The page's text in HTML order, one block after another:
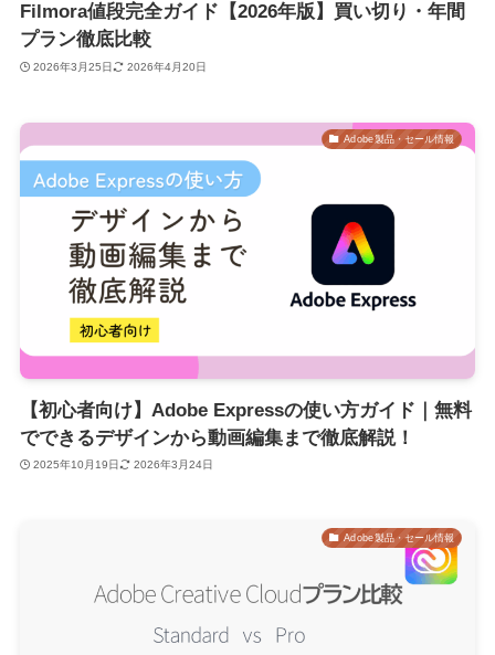
Filmora値段完全ガイド【2026年版】買い切り・年間
プラン徹底比較
2026年3月25日 2026年4月20日
Adobe製品・セール情報
【初心者向け】Adobe Expressの使い方ガイド｜無料
でできるデザインから動画編集まで徹底解説！
2025年10月19日 2026年3月24日
Adobe製品・セール情報